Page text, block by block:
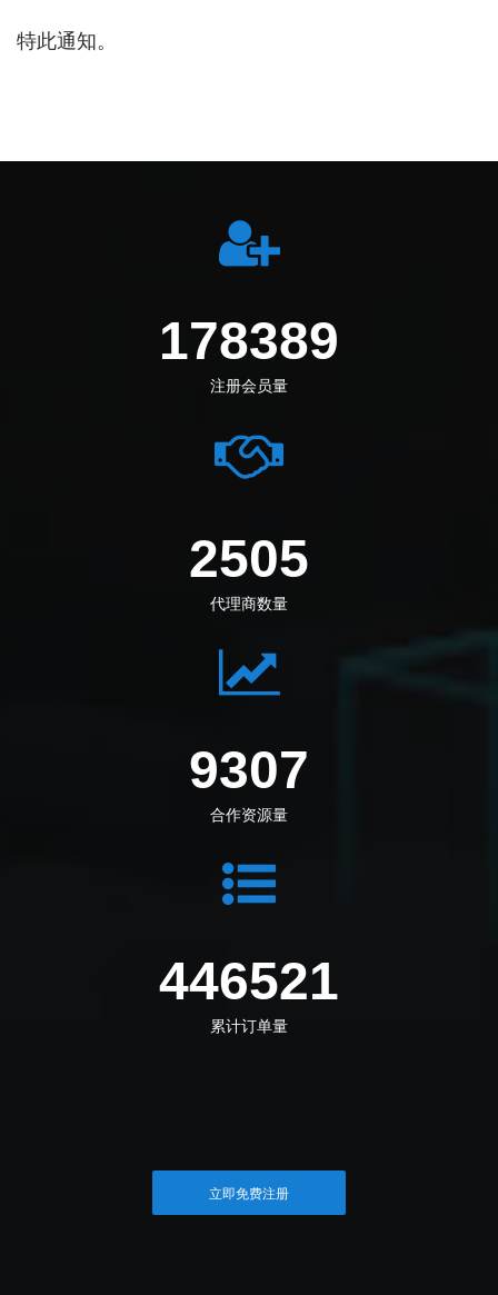
特此通知。
192111
注册会员量
2698
代理商数量
10023
合作资源量
480869
累计订单量
立即免费注册